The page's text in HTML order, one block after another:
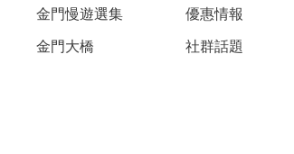
金門慢遊選集
金門大橋
優惠情報
社群話題